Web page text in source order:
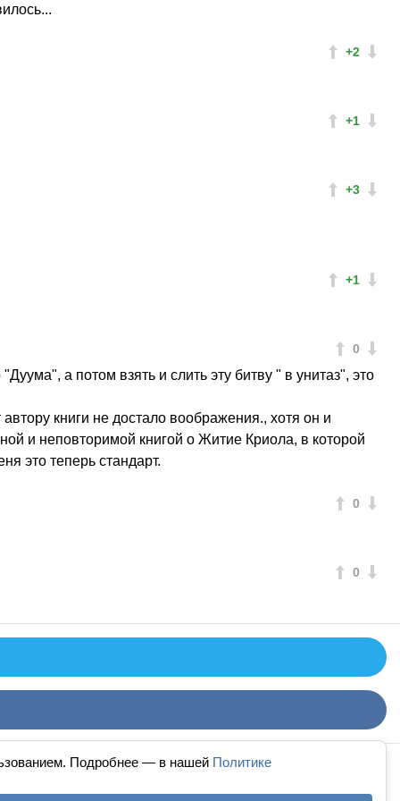
Подробнее — в нашей Политике
+2
+1
+3
+1
0
а потом взять и слить эту битву " в унитаз", это
книги не достало воображения., хотя он и
и неповторимой книгой о Житие Криола, в которой
это теперь стандарт.
0
0